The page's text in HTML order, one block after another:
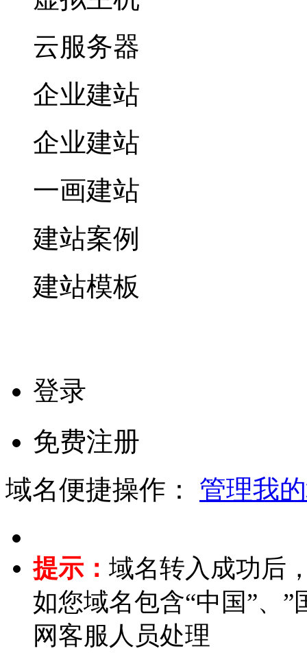
云服务器
企业建站
企业建站
一画建站
建站案例
建站模板
登录
免费注册
域名便捷操作：
管理我
提示： 域名转入成功后
如您域名包含“中国”、”
网客服人员处理